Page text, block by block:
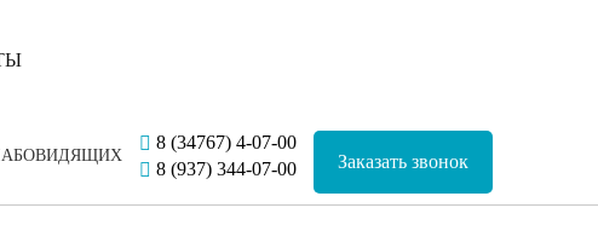
8 (34767) 4-07-00
8 (937) 344-07-00
Заказать звонок